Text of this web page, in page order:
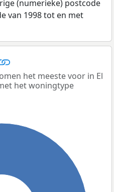
(numerieke) postcode
van 1998 tot en met
het meeste voor in El
het woningtype